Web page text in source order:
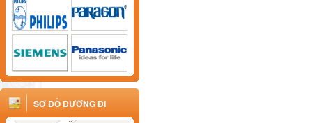
SƠ ĐỒ ĐƯỜNG ĐI